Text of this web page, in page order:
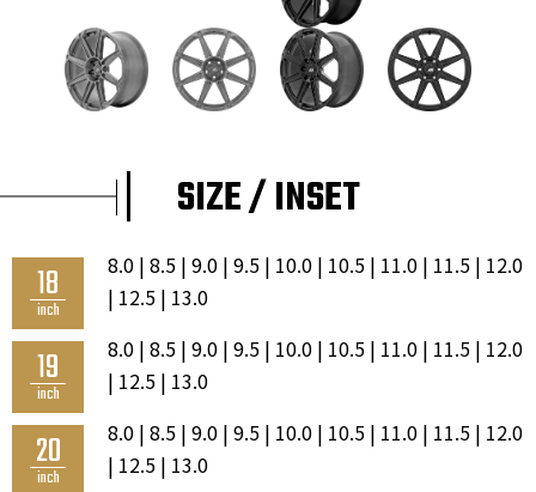
SIZE / INSET
18
inch
8.0 | 8.5 | 9.0 | 9.5 | 10.0 | 10.5 | 11.0 | 11.5 | 12.0
| 12.5 | 13.0
19
inch
8.0 | 8.5 | 9.0 | 9.5 | 10.0 | 10.5 | 11.0 | 11.5 | 12.0
| 12.5 | 13.0
20
inch
8.0 | 8.5 | 9.0 | 9.5 | 10.0 | 10.5 | 11.0 | 11.5 | 12.0
| 12.5 | 13.0